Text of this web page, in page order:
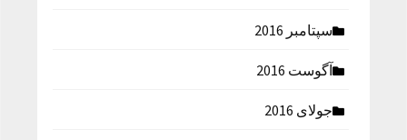
سپتامبر 2016
آگوست 2016
جولای 2016